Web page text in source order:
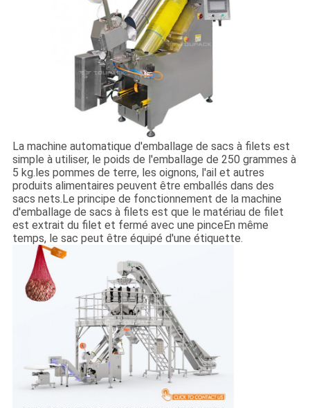
La machine automatique d'emballage de sacs à filets est
simple à utiliser, le poids de l'emballage de 250 grammes à
5 kg.les pommes de terre, les oignons, l'ail et autres
produits alimentaires peuvent être emballés dans des
sacs nets.Le principe de fonctionnement de la machine
d'emballage de sacs à filets est que le matériau de filet
est extrait du filet et fermé avec une pinceEn même
temps, le sac peut être équipé d'une étiquette.